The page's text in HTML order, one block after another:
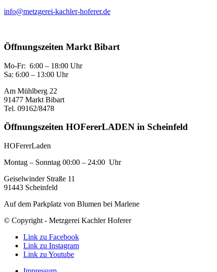
info@metzgerei-kachler-hoferer.de
Öffnungszeiten Markt Bibart
Mo-Fr: 6:00 – 18:00 Uhr
Sa: 6:00 – 13:00 Uhr
Am Mühlberg 22
91477 Markt Bibart
Tel. 09162/8478
Öffnungszeiten HOFererLADEN in Scheinfeld
HOFererLaden
Montag – Sonntag 00:00 – 24:00 Uhr
Geiselwinder Straße 11
91443 Scheinfeld
Auf dem Parkplatz von Blumen bei Marlene
© Copyright - Metzgerei Kachler Hoferer
Link zu Facebook
Link zu Instagram
Link zu Youtube